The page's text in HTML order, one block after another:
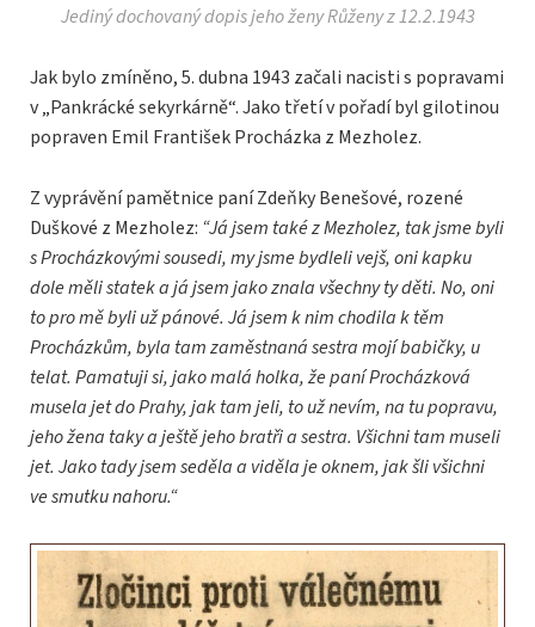
Jediný dochovaný dopis jeho ženy Růženy z 12.2.1943
Jak bylo zmíněno, 5. dubna 1943 začali nacisti s popravami
v „Pankrácké sekyrkárně“. Jako třetí v pořadí byl gilotinou
popraven Emil František Procházka z Mezholez.
Z vyprávění pamětnice paní Zdeňky Benešové, rozené
Duškové z Mezholez: “Já jsem také z Mezholez, tak jsme byli
s Procházkovými sousedi, my jsme bydleli vejš, oni kapku
dole měli statek a já jsem jako znala všechny ty děti. No, oni
to pro mě byli už pánové. Já jsem k nim chodila k těm
Procházkům, byla tam zaměstnaná sestra mojí babičky, u
telat. Pamatuji si, jako malá holka, že paní Procházková
musela jet do Prahy, jak tam jeli, to už nevím, na tu popravu,
jeho žena taky a ještě jeho bratři a sestra. Všichni tam museli
jet. Jako tady jsem seděla a viděla je oknem, jak šli všichni
ve smutku nahoru.“